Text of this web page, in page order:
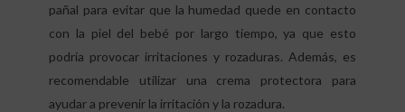
pañal para evitar que la humedad quede en contacto
con la piel del bebé por largo tiempo, ya que esto
podría provocar irritaciones y rozaduras. Además, es
recomendable utilizar una crema protectora para
ayudar a prevenir la irritación y la rozadura.